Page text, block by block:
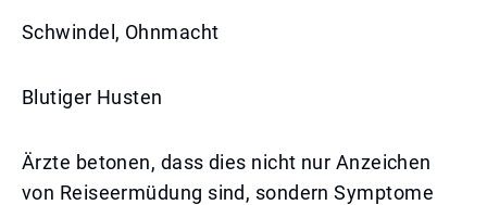
Schwindel, Ohnmacht
Blutiger Husten
Ärzte betonen, dass dies nicht nur Anzeichen
von Reiseermüdung sind, sondern Symptome